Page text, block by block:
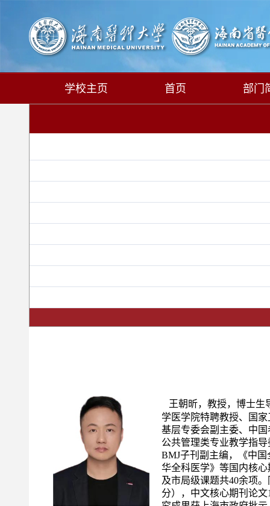
学校主页 首页 部门
王朝昕， 教授，博士生
学医学院特聘教授、国
基层专委会副主委、中
公共管理类专业教学指
BMJ子刊副主编，《中
华全科医学》等国内核
及市局级课题共40余项
分），中文核心期刊论